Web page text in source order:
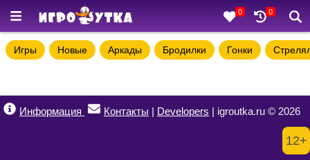
0 0
Игры Новые Аркады Бродилки Гонки
Информация Контакты | Developers | igroutka.ru © 2026
12+